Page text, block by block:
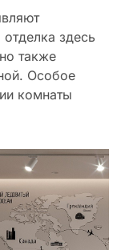
здесь
также
Особое
комнаты